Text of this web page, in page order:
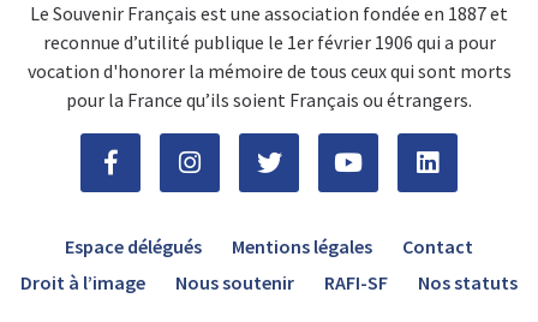
Le Souvenir Français est une association fondée en 1887 et
reconnue d’utilité publique le 1er février 1906 qui a pour
vocation d'honorer la mémoire de tous ceux qui sont morts
pour la France qu’ils soient Français ou étrangers.
Espace délégués Mentions légales
Contact
Droit à l’image
Nous soutenir RAFI-SF Nos statuts